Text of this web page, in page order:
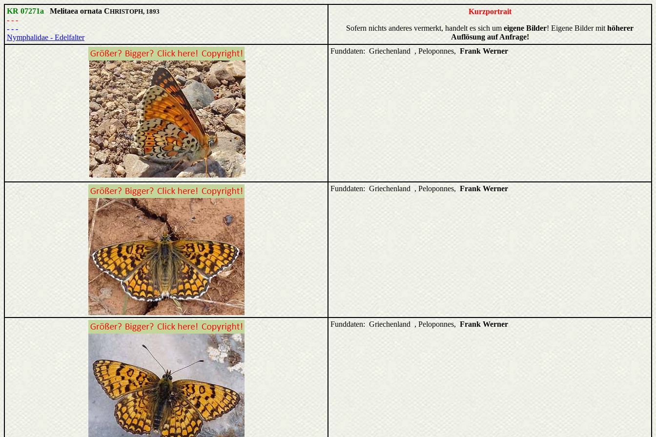
KR 07271a Melitaea ornata CHRISTOPH, 1893
- - -
- - -
Nymphalidae - Edelfalter
Kurzportrait
Sofern nichts anderes vermerkt, handelt es sich um eigene Bilder! Eigene Bilder mit höherer
Auflösung auf Anfrage!
Funddaten: Griechenland , Peloponnes, Frank Werner
Funddaten: Griechenland , Peloponnes, Frank Werner
Funddaten: Griechenland , Peloponnes, Frank Werner